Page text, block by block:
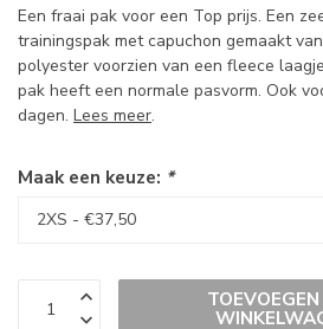
Een fraai pak voor een Top prijs. Een
trainingspak met capuchon gemaakt
polyester voorzien van een fleece
pak heeft een normale pasvorm. Ook
dagen. Lees meer.
Maak een keuze: *